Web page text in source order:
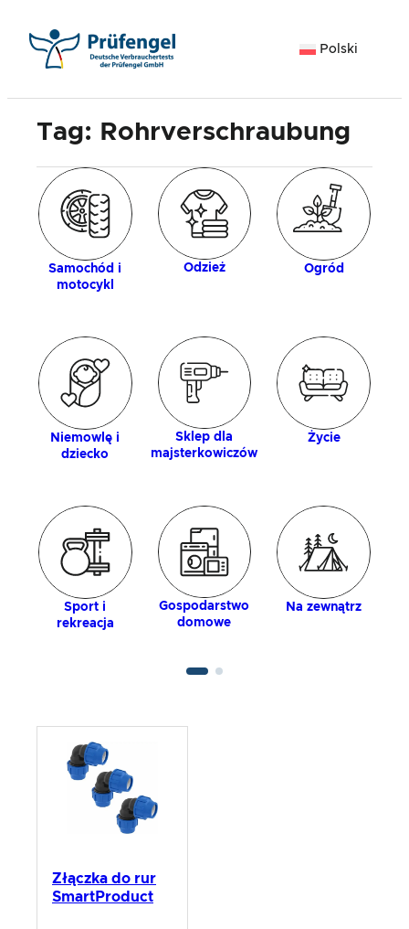
Polski
Tag: Rohrverschraubung
Samochód i
motocykl
Odzież Ogród
Niemowlę i
dziecko
Sklep dla
majsterkowiczów
Życie
Sport i
rekreacja
Gospodarstwo
domowe
Na zewnątrz
Złączka do rur
SmartProduct